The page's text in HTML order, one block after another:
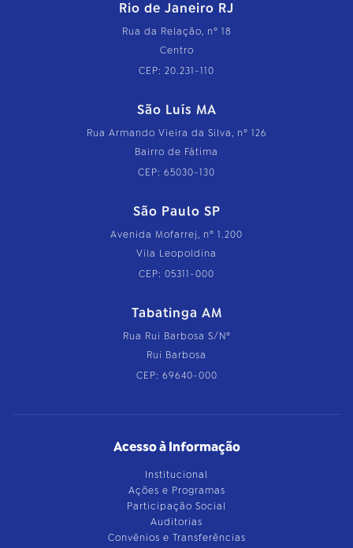
Rio de Janeiro RJ
Rua da Relação, nº 18
Centro
CEP: 20.231-110
São Luís MA
Rua Armando Vieira da Silva, nº 126
Bairro de Fátima
CEP: 65030-130
São Paulo SP
Avenida Mofarrej, nº 1.200
Vila Leopoldina
CEP: 05311-000
Tabatinga AM
Rua Rui Barbosa S/Nº
Rui Barbosa
CEP: 69640-000
Acesso à Informação
Institucional
Ações e Programas
Participação Social
Auditorias
Convênios e Transferências